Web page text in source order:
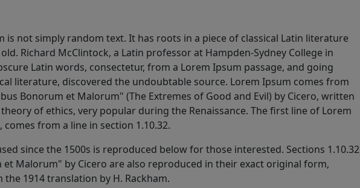
not simply random text. It has roots in a piece of classical Latin literature
Richard McClintock, a Latin professor at Hampden-Sydney College in
Latin words, consectetur, from a Lorem Ipsum passage, and going
literature, discovered the undoubtable source. Lorem Ipsum comes from
Bonorum et Malorum" (The Extremes of Good and Evil) by Cicero, written
of ethics, very popular during the Renaissance. The first line of Lorem
from a line in section 1.10.32.
since the 1500s is reproduced below for those interested. Sections 1.10.32
et Malorum" by Cicero are also reproduced in their exact original form,
1914 translation by H. Rackham.